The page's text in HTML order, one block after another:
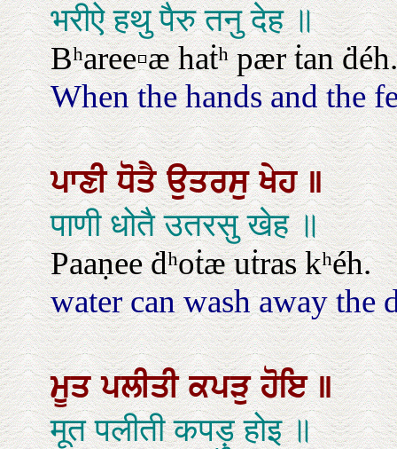
भरीऐ हथु पैरु तनु देह ॥
Bʰaree▫æ haṫʰ pær ṫan ḋéh.
When the hands and the
ਪਾਣੀਧੋਤੈਉਤਰਸੁਖੇਹ॥
पाणी धोतै उतरसु खेह ॥
Paaṇee ḋʰoṫæ uṫras kʰéh.
water can wash away the
ਮੂਤਪਲੀਤੀਕਪੜੁਹੋਇ॥
मूत पलीती कपड़ु होइ ॥